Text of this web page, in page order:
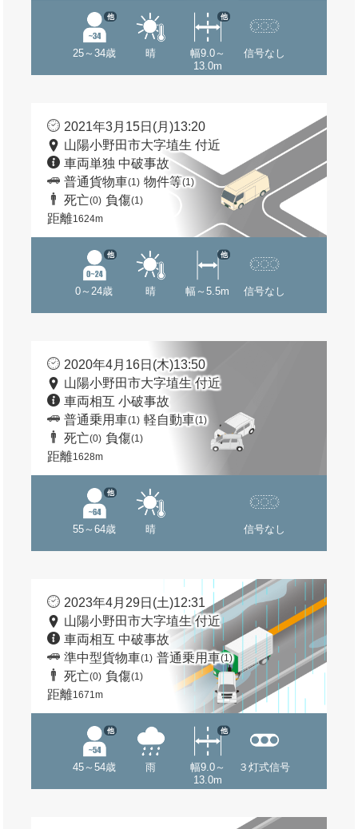
25～34歳
他
晴
幅9.0～
13.0m
他
信号なし
2021年3月15日(月)13:20
山陽小野田市大字埴生 付近
車両単独 中破事故
普通貨物車(1) 物件等(1)
死亡(0) 負傷(1)
距離1624m
0～24歳
他
晴 幅～5.5m
他
信号なし
2020年4月16日(木)13:50
山陽小野田市大字埴生 付近
車両相互 小破事故
普通乗用車(1) 軽自動車(1)
死亡(0) 負傷(1)
距離1628m
55～64歳
他
晴 信号なし
2023年4月29日(土)12:31
山陽小野田市大字埴生 付近
車両相互 中破事故
準中型貨物車(1) 普通乗用車(1)
死亡(0) 負傷(1)
距離1671m
45～54歳
他
雨
幅9.0～
13.0m
他
３灯式信号